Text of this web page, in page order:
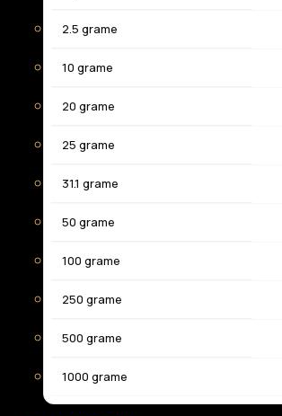
2.5 grame
10 grame
20 grame
25 grame
31.1 grame
50 grame
100 grame
250 grame
500 grame
1000 grame